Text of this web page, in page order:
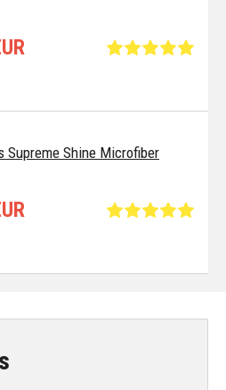
Supreme Shine Microfiber